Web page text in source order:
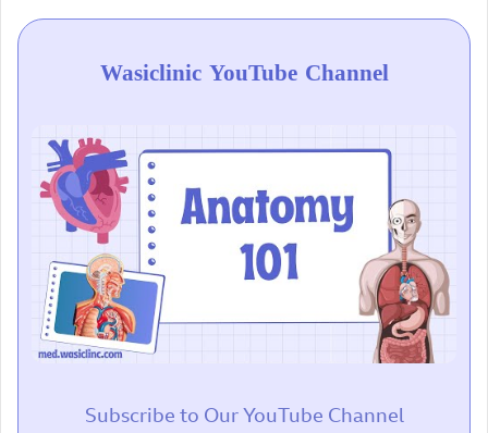
Wasiclinic YouTube Channel
Subscribe to Our YouTube Channel